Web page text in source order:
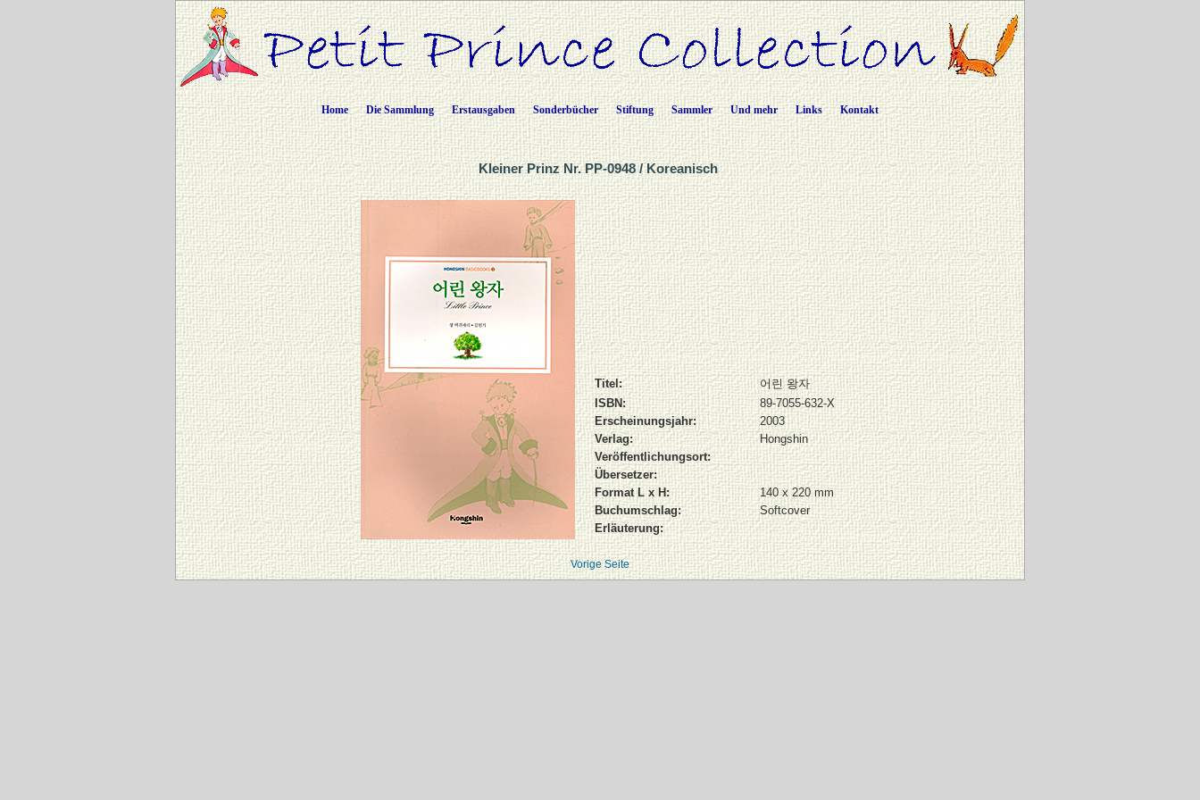
Home Die Sammlung Erstausgaben Sonderbücher Stiftung Sammler Und mehr Links Kontakt
Kleiner Prinz Nr. PP-0948 / Koreanisch
Titel:
어린 왕자
ISBN:
89-7055-632-X
Erscheinungsjahr:
2003
Verlag:
Hongshin
Veröffentlichungsort:
Übersetzer:
Format L x H:
140 x 220 mm
Buchumschlag:
Softcover
Erläuterung:
Vorige Seite